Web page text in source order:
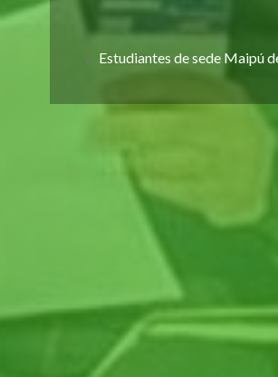
Estudiantes de sede Maipú